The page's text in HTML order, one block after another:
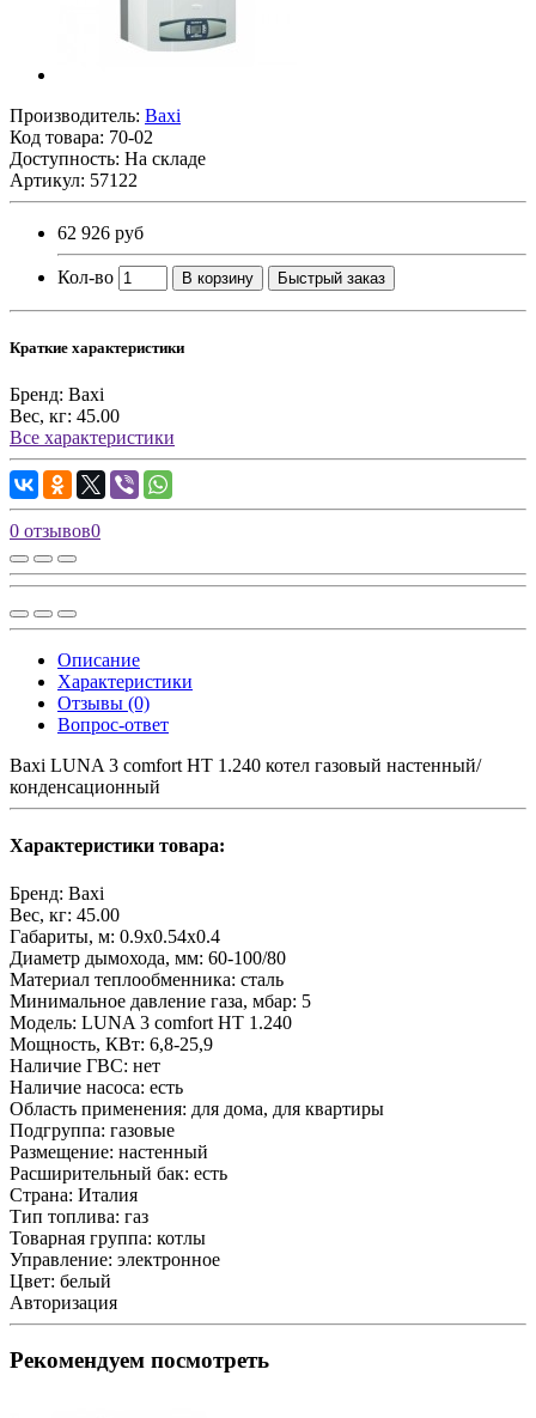
Производитель: Baxi
Код товара: 70-02
Доступность: На складе
Артикул: 57122
62 926 руб
Кол-во В корзину Быстрый заказ
Краткие характеристики
Бренд: Baxi
Вес, кг: 45.00
Все характеристики
0 отзывов0
Описание
Характеристики
Отзывы (0)
Вопрос-ответ
Baxi LUNA 3 comfort HT 1.240 котел газовый настенный/
конденсационный
Характеристики товара:
Бренд: Baxi
Вес, кг: 45.00
Габариты, м: 0.9x0.54x0.4
Диаметр дымохода, мм: 60-100/80
Материал теплообменника: сталь
Минимальное давление газа, мбар: 5
Модель: LUNA 3 comfort HT 1.240
Мощность, КВт: 6,8-25,9
Наличие ГВС: нет
Наличие насоса: есть
Область применения: для дома, для квартиры
Подгруппа: газовые
Размещение: настенный
Расширительный бак: есть
Страна: Италия
Тип топлива: газ
Товарная группа: котлы
Управление: электронное
Цвет: белый
Авторизация
Рекомендуем посмотреть